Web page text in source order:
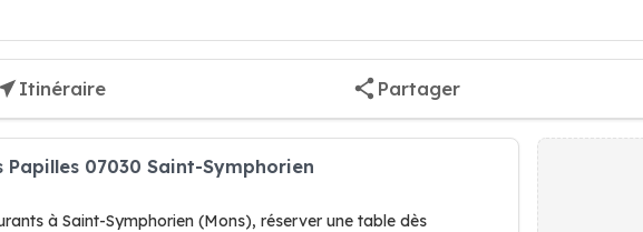
Itinéraire Partager
07030 Saint-Symphorien
à Saint-Symphorien (Mons), réserver une table dès